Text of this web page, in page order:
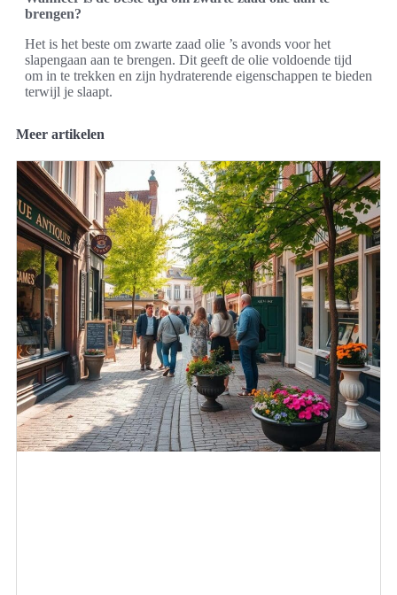
brengen?
Het is het beste om zwarte zaad olie ’s avonds voor het
slapengaan aan te brengen. Dit geeft de olie voldoende tijd
om in te trekken en zijn hydraterende eigenschappen te bieden
terwijl je slaapt.
Meer artikelen